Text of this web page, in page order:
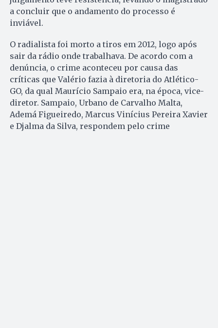
a concluir que o andamento do processo é
inviável.
O radialista foi morto a tiros em 2012, logo após
sair da rádio onde trabalhava. De acordo com a
denúncia, o crime aconteceu por causa das
críticas que Valério fazia à diretoria do Atlético-
GO, da qual Maurício Sampaio era, na época, vice-
diretor. Sampaio, Urbano de Carvalho Malta,
Ademá Figueiredo, Marcus Vinícius Pereira Xavier
e Djalma da Silva, respondem pelo crime